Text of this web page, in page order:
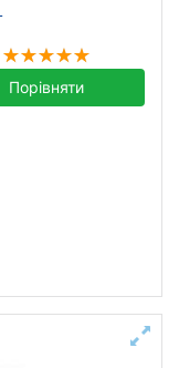
Порівняти